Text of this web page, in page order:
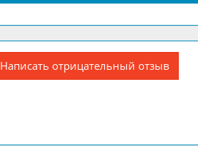
Написать отрицательный отзыв